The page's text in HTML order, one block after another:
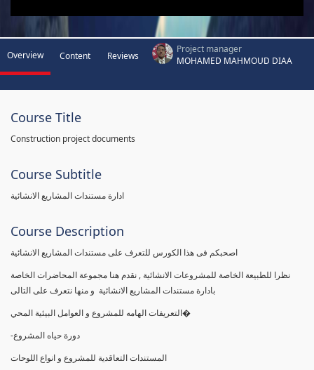
Overview Content Reviews
Project manager
MOHAMED MAHMOUD DIAA
Course Title
Construction project documents
Course Subtitle
ادارة مستندات المشاريع الانشائية
Course Description
نظرا للطبيعة الخاصة للمشروعات الانشائية , نقدم هنا مجموعة المحاضرات الخاصة
التعريفات الهامه للمشروع و العوامل البيئية المحي�